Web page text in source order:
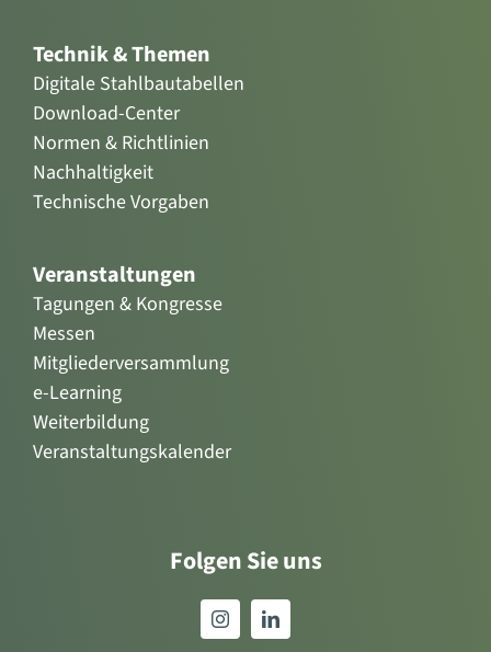
Technik & Themen
Digitale Stahlbautabellen
Download-Center
Normen & Richtlinien
Nachhaltigkeit
Technische Vorgaben
Veranstaltungen
Tagungen & Kongresse
Messen
Mitgliederversammlung
e-Learning
Weiterbildung
Veranstaltungskalender
Folgen Sie uns